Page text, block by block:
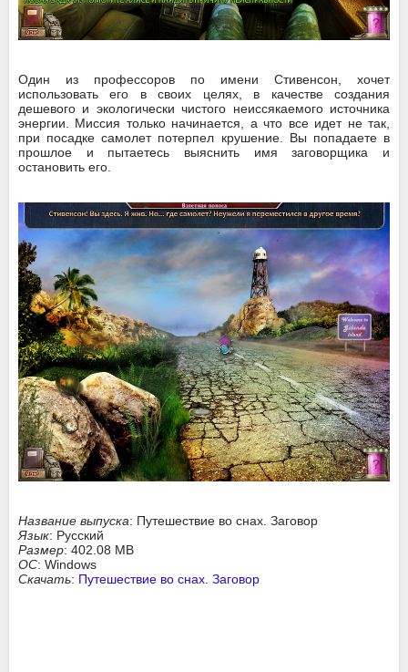
Один из профессоров по имени Стивенсон, хочет
использовать его в своих целях, в качестве создания
дешевого и экологически чистого неиссякаемого источника
энергии. Миссия только начинается, а что все идет не так,
при посадке самолет потерпел крушение. Вы попадаете в
прошлое и пытаетесь выяснить имя заговорщика и
остановить его.
Название выпуска: Путешествие во снах. Заговор
Язык: Русский
Размер: 402.08 MB
ОС: Windows
Скачать: Путешествие во снах. Заговор